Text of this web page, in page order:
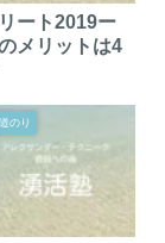
ート2019ー
メリットは4
のり